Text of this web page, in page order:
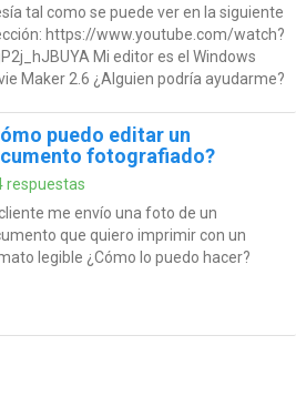
tal como se puede ver en la siguiente
https://www.youtube.com/watch?
Mi editor es el Windows
Maker 2.6 ¿Alguien podría ayudarme?
puedo editar un
fotografiado?
respuestas
me envío una foto de un
que quiero imprimir con un
legible ¿Cómo lo puedo hacer?